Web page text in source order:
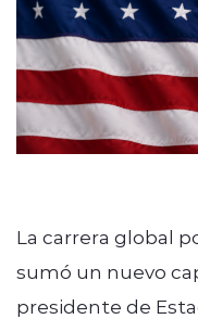
modo
La carrera global
sumó un nuevo
presidente de